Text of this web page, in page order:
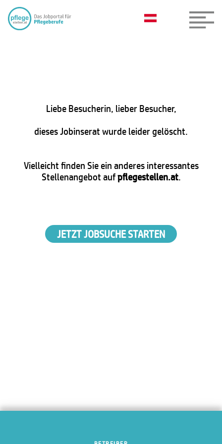
Liebe Besucherin, lieber Besucher,
dieses Jobinserat wurde leider gelöscht.
Vielleicht finden Sie ein anderes interessantes
Stellenangebot aufpflegestellen.at.
JETZT JOBSUCHE STARTEN